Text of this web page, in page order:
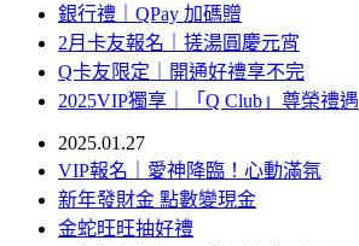
銀行禮｜QPay 加碼贈
2月卡友報名｜搓湯圓慶元宵
Q卡友限定｜開通好禮享不完
2025VIP獨享｜「Q Club」尊榮禮遇
2025.01.27
VIP報名｜愛神降臨！心動滿氛
新年發財金 點數變現金
金蛇旺旺抽好禮